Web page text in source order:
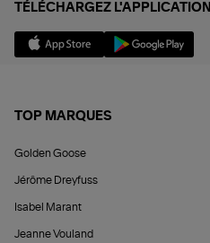
TÉLÉCHARGEZ L'APPLICATION
TOP MARQUES
Golden Goose
Jérôme Dreyfuss
Isabel Marant
Jeanne Vouland